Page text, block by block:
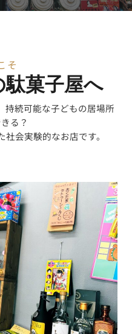
そ
菓子屋へ
持続可能な子どもの居場所
る？
会実験的なお店です。